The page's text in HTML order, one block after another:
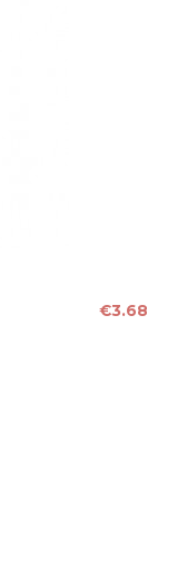
€3.68